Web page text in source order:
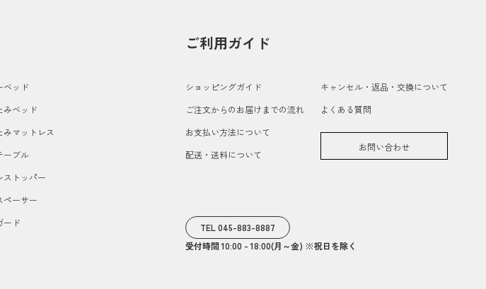
ベッド
みベッド
みマットレス
ーブル
ストッパー
ペーサー
ード
ご利用ガイド
ショッピングガイド
ご注文からのお届けまでの流れ
お支払い方法について
配送・送料について
キャンセル・返品・交換について
よくある質問
お問い合わせ
TEL 045-883-8887
受付時間 10:00 - 18:00(月～金) ※祝日を除く